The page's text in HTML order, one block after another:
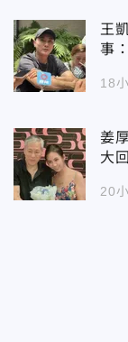
王
事
18
姜
大
20